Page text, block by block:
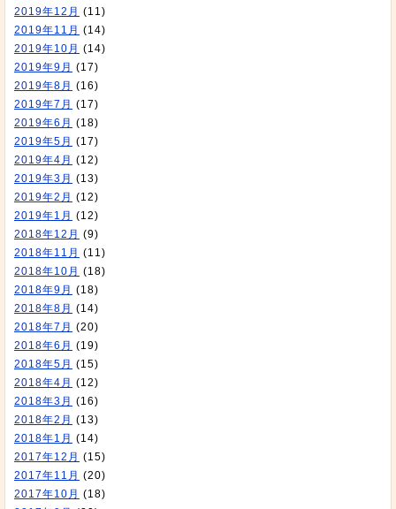
2019年12月 (11)
2019年11月 (14)
2019年10月 (14)
2019年9月 (17)
2019年8月 (16)
2019年7月 (17)
2019年6月 (18)
2019年5月 (17)
2019年4月 (12)
2019年3月 (13)
2019年2月 (12)
2019年1月 (12)
2018年12月 (9)
2018年11月 (11)
2018年10月 (18)
2018年9月 (18)
2018年8月 (14)
2018年7月 (20)
2018年6月 (19)
2018年5月 (15)
2018年4月 (12)
2018年3月 (16)
2018年2月 (13)
2018年1月 (14)
2017年12月 (15)
2017年11月 (20)
2017年10月 (18)